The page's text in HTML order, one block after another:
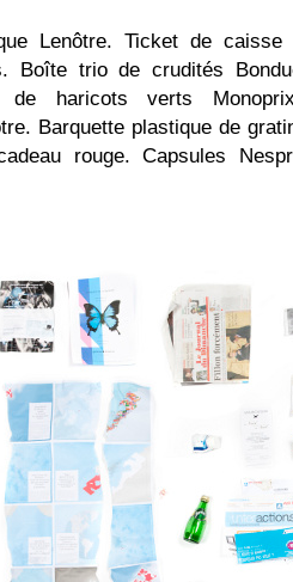
Lenôtre. Ticket de caisse
Boîte trio de crudités
de haricots verts
Barquette plastique de
rouge. Capsules